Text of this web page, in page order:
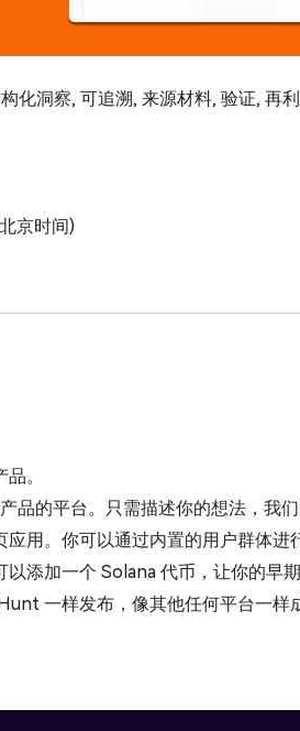
化洞察, 可追溯, 来源材料, 验证, 再
京时间)
。
品的平台。只需描述你的想法，我
用。你可以通过内置的用户群体进
添加一个 Solana 代币，让你的早
一样发布，像其他任何平台一样